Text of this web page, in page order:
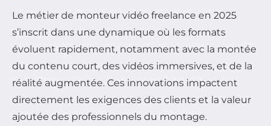
Le métier de monteur vidéo freelance en 2025
s’inscrit dans une dynamique où les formats
évoluent rapidement, notamment avec la montée
du contenu court, des vidéos immersives, et de la
réalité augmentée. Ces innovations impactent
directement les exigences des clients et la valeur
ajoutée des professionnels du montage.